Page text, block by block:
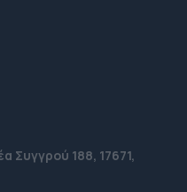
Συγγρού 188, 17671,